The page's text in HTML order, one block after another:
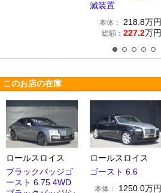
減装置
本体： 218.8万円
総額： 227.2万円
このお店の在庫
ロールスロイス
ブラックバッジゴ
ースト 6.75 4WD
ロールスロイス
ゴースト 6.6
本体： 1250.0万円